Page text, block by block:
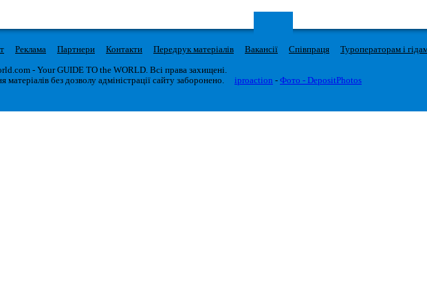
Реклама Партнери Контакти Передрук матеріалів Вакансії Співпраця Туроператорам і
- Your GUIDE TO the WORLD. Всі права захищені.
матеріалів без дозволу адміністрації сайту заборонено.
iproaction - Фото - DepositPhotos